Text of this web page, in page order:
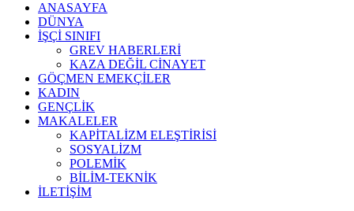
ANASAYFA
DÜNYA
İŞÇİ SINIFI
GREV HABERLERİ
KAZA DEĞİL CİNAYET
GÖÇMEN EMEKÇİLER
KADIN
GENÇLİK
MAKALELER
KAPİTALİZM ELEŞTİRİSİ
SOSYALİZM
POLEMİK
BİLİM-TEKNİK
ILETIŞIM